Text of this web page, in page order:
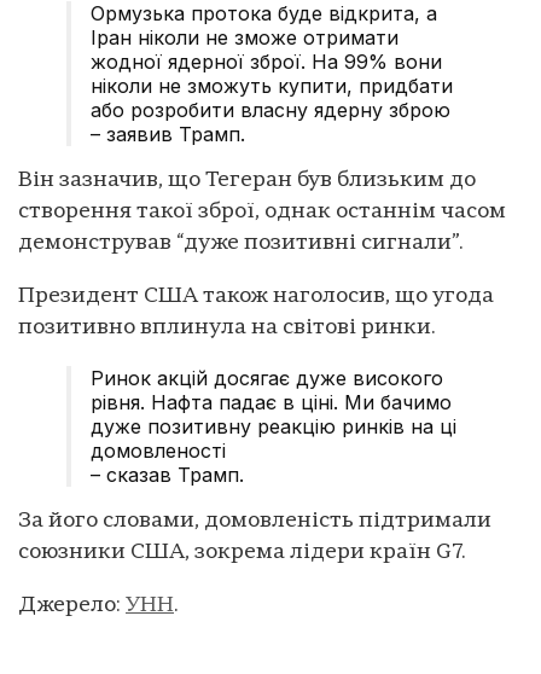
Ормузька протока буде відкрита, а
Іран ніколи не зможе отримати
жодної ядерної зброї. На 99% вони
ніколи не зможуть купити, придбати
або розробити власну ядерну зброю
– заявив Трамп.
Він зазначив, що Тегеран був близьким до
створення такої зброї, однак останнім часом
демонстрував “дуже позитивні сигнали”.
Президент США також наголосив, що угода
позитивно вплинула на світові ринки.
Ринок акцій досягає дуже високого
рівня. Нафта падає в ціні. Ми бачимо
дуже позитивну реакцію ринків на ці
домовленості
– сказав Трамп.
За його словами, домовленість підтримали
союзники США, зокрема лідери країн G7.
Джерело: УНН.